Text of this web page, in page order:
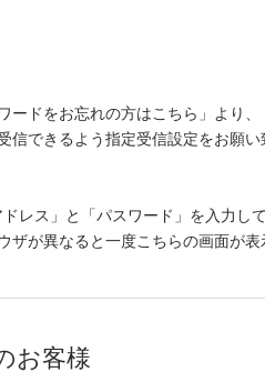
ドをお忘れの方はこちら」より
信できるよう指定受信設定をお願
ス」と「パスワード」を入力し
ザが異なると一度こちらの画面が
お客様